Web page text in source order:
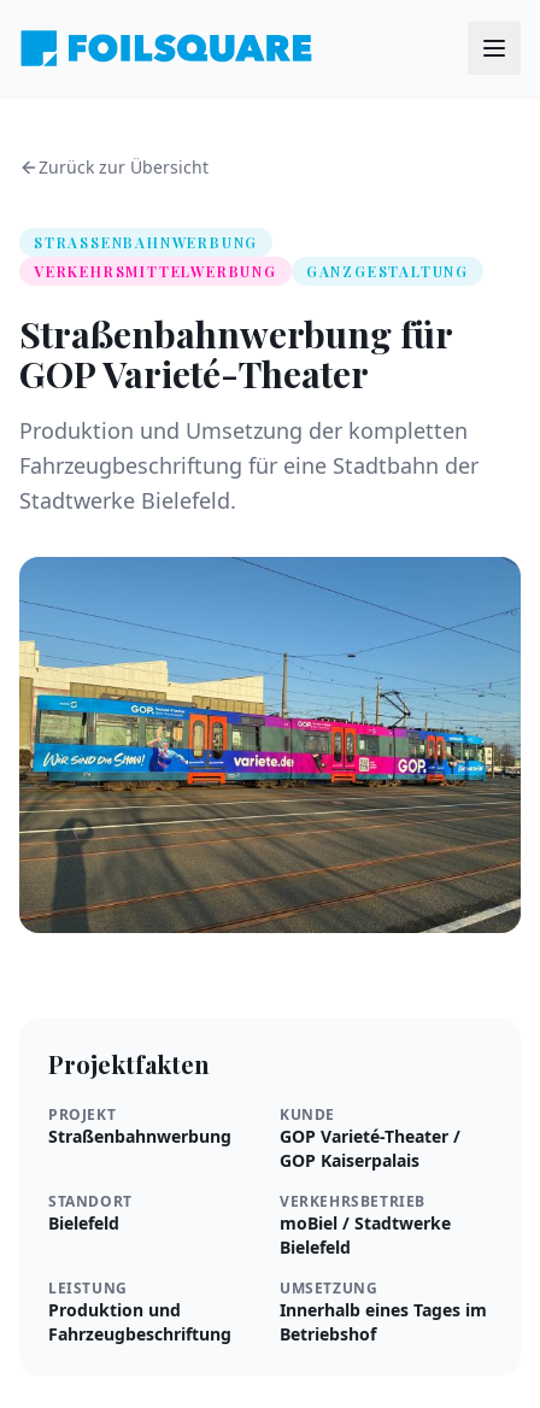
Zurück zur Übersicht
STRASSENBAHNWERBUNG
VERKEHRSMITTELWERBUNG
GANZGESTALTUNG
Straßenbahnwerbung für
GOP Varieté-Theater
Produktion und Umsetzung der kompletten
Fahrzeugbeschriftung für eine Stadtbahn der
Stadtwerke Bielefeld.
Projektfakten
PROJEKT
Straßenbahnwerbung
KUNDE
GOP Varieté-Theater /
GOP Kaiserpalais
STANDORT
Bielefeld
VERKEHRSBETRIEB
moBiel / Stadtwerke
Bielefeld
LEISTUNG
Produktion und
Fahrzeugbeschriftung
UMSETZUNG
Innerhalb eines Tages im
Betriebshof